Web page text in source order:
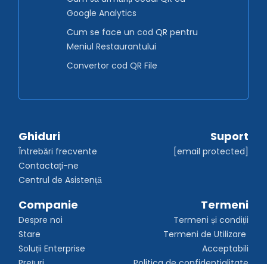
Google Analytics
Cum se face un cod QR pentru
Meniul Restaurantului
Convertor cod QR File
Ghiduri
Întrebări frecvente
Contactați-ne
Centrul de Asistență
Suport
[email protected]
Companie
Despre noi
Stare
Soluții Enterprise
Termeni
Termeni și condiții
Termeni de Utilizare
Acceptabili